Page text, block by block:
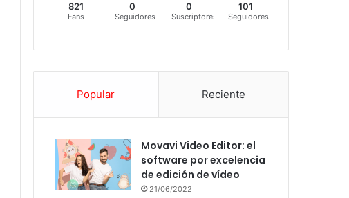
821
Fans
0
Seguidores
0
Suscriptores
101
Seguidores
Popular Reciente
Movavi Video Editor: el
software por excelencia
de edición de vídeo
21/06/2022